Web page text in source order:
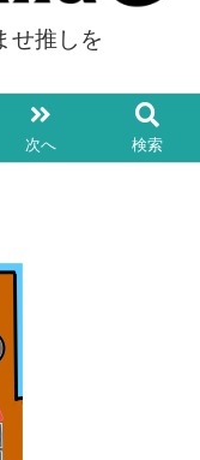
推しを
次へ 検索